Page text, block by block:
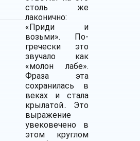
столь же
лаконично:
«Приди и
возьми». По-
гречески это
звучало как
«молон лабе».
Фраза эта
сохранилась в
веках и стала
крылатой.. Это
выражение
увековечено в
этом круглом